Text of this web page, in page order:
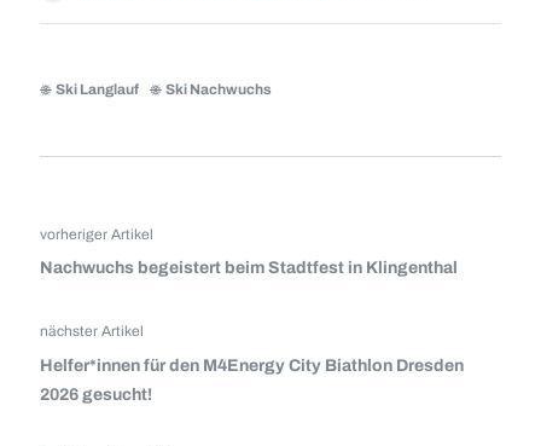
Ski Langlauf Ski Nachwuchs
vorheriger Artikel
Nachwuchs begeistert beim Stadtfest in Klingenthal
nächster Artikel
Helfer*innen für den M4Energy City Biathlon Dresden
2026 gesucht!